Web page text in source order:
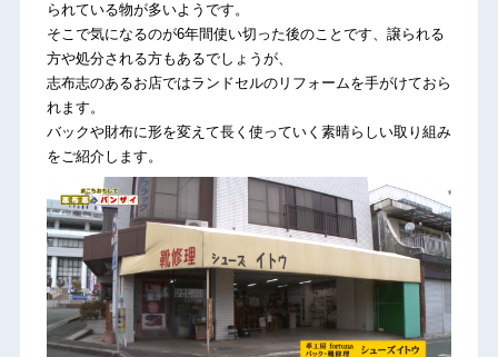
られている物が多いようです。
そこで気になるのが6年間使い切った後のことです、譲られる
方や処分される方もあるでしょうが、
志布志のあるお店ではランドセルのリフォームを手がけておら
れます。
バックや財布に形を変えて長く使っていく素晴らしい取り組み
をご紹介します。